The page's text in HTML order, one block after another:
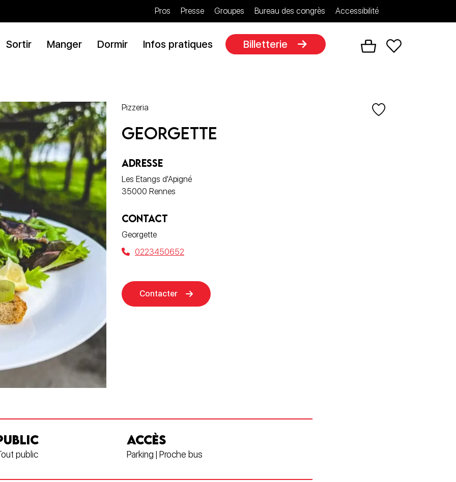
Pros Presse Groupes Bureau des congrès Accessibilité
Sortir Manger Dormir Infos pratiques Billetterie
Pizzeria
Georgette
ADRESSE
Les Etangs d'Apigné
35000 Rennes
CONTACT
Georgette
0223450652
Contacter
public
ACCÈS
Parking | Proche bus